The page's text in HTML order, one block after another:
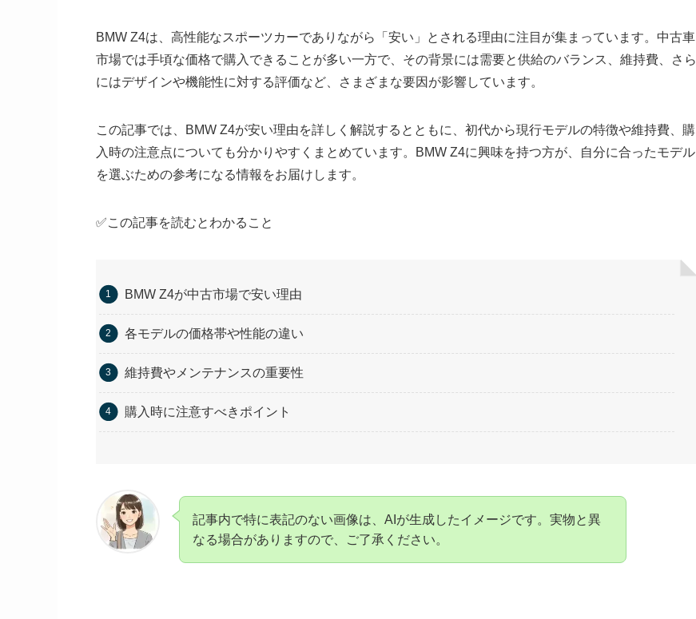
BMW Z4は、高性能なスポーツカーでありながら「安い」とされる理由に注目が集まっています。中古車
市場では手頃な価格で購入できることが多い一方で、その背景には需要と供給のバランス、維持費、さら
にはデザインや機能性に対する評価など、さまざまな要因が影響しています。
この記事では、BMW Z4が安い理由を詳しく解説するとともに、初代から現行モデルの特徴や維持費、購
入時の注意点についても分かりやすくまとめています。BMW Z4に興味を持つ方が、自分に合ったモデル
を選ぶための参考になる情報をお届けします。
✅この記事を読むとわかること
BMW Z4が中古市場で安い理由
各モデルの価格帯や性能の違い
維持費やメンテナンスの重要性
購入時に注意すべきポイント
記事内で特に表記のない画像は、AIが生成したイメージです。実物と異
なる場合がありますので、ご了承ください。